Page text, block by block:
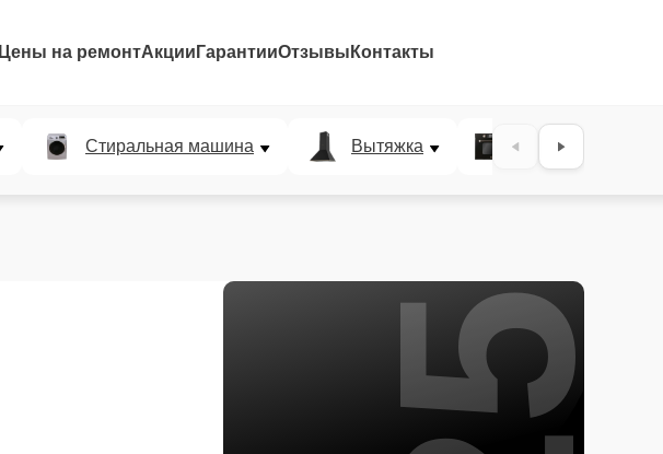
Цены на ремонтАкции ГарантииОтзывы Контакты
Стиральная машина Вытяжка Микроволновая
25%